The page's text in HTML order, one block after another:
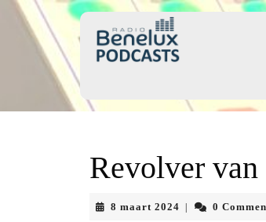
Skip
Revolver
8 maart 2024 0